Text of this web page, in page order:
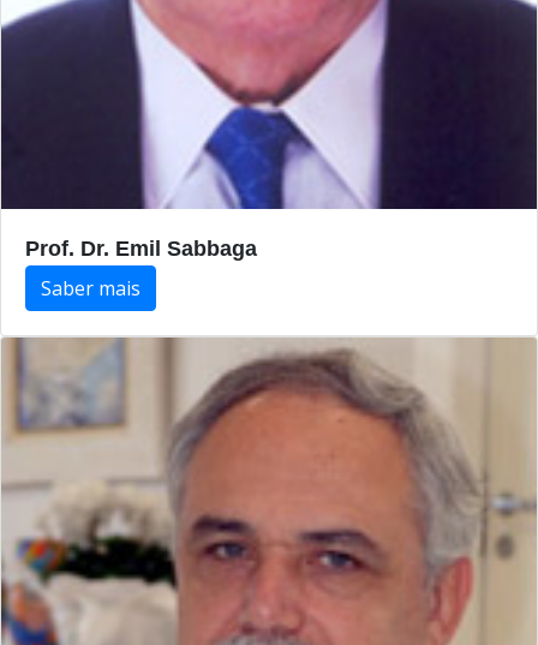
Prof. Dr. Emil Sabbaga
Saber mais